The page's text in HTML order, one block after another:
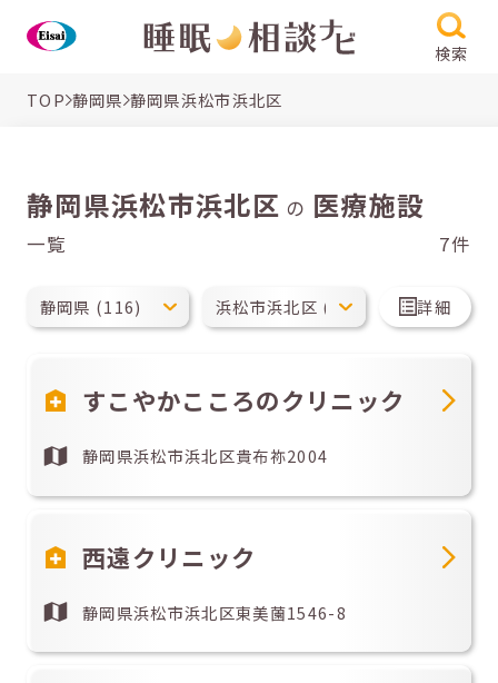
検索
TOP 静岡県 静岡県浜松市浜北区
静岡県浜松市浜北区 の 医療施設
一覧 7件
詳細
すこやかこころのクリニック
静岡県浜松市浜北区貴布祢2004
西遠クリニック
静岡県浜松市浜北区東美薗1546-8